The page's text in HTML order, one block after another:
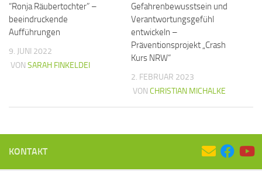
“Ronja Räubertochter” –
beeindruckende
Aufführungen
9. JUNI 2022
VON SARAH FINKELDEI
Gefahrenbewusstsein und
Verantwortungsgefühl
entwickeln –
Präventionsprojekt „Crash
Kurs NRW“
2. FEBRUAR 2023
VON CHRISTIAN MICHALKE
KONTAKT